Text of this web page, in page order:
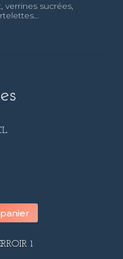
sucrées,
1